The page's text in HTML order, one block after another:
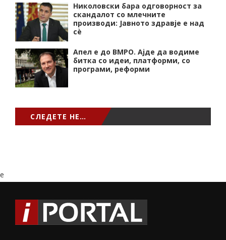
Николовски бара одговорност за
скандалот со млечните
производи: Јавното здравје е над
сѐ
Апел е до ВМРО. Ајде да водиме
битка со идеи, платформи, со
програми, реформи
СЛЕДЕТЕ НЕ…
e